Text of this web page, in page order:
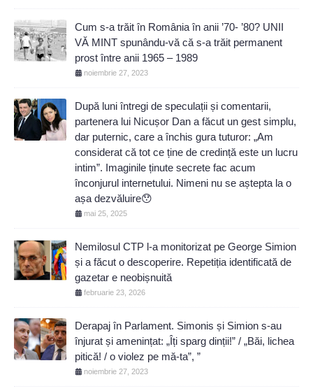
Cum s-a trăit în România în anii ’70- ’80? UNII
VĂ MINT spunându-vă că s-a trăit permanent
prost între anii 1965 – 1989
noiembrie 27, 2023
După luni întregi de speculații și comentarii,
partenera lui Nicușor Dan a făcut un gest simplu,
dar puternic, care a închis gura tuturor: „Am
considerat că tot ce ține de credință este un lucru
intim”. Imaginile ținute secrete fac acum
înconjurul internetului. Nimeni nu se aștepta la o
așa dezvăluire😯
mai 25, 2025
Nemilosul CTP l-a monitorizat pe George Simion
și a făcut o descoperire. Repetiția identificată de
gazetar e neobișnuită
februarie 23, 2026
Derapaj în Parlament. Simonis și Simion s-au
înjurat și amenințat: „Îți sparg dinții!” / „Băi, lichea
pitică! / o violez pe mă-ta”, ”
noiembrie 27, 2023